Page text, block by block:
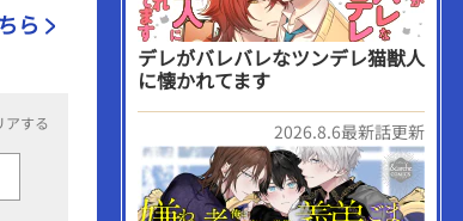
ら
アする
デレがバレバレなツンデレ猫獣人
に懐かれてます
2026.8.6最新話更新